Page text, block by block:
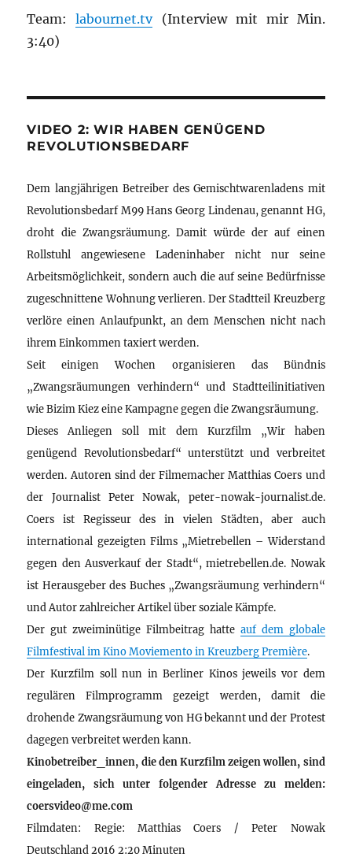
Team:labournet.tv(Interview mit mir Min.
3:40)
VIDEO 2: WIR HABEN GENÜGEND
REVOLUTIONSBEDARF
Dem langjährigen Betreiber des Gemischtwarenladens mit
Revolutionsbedarf M99 Hans Georg Lindenau, genannt HG,
droht die Zwangsräumung. Damit würde der auf einen
Rollstuhl angewiesene Ladeninhaber nicht nur seine
Arbeitsmöglichkeit, sondern auch die auf seine Bedürfnisse
zugeschnittene Wohnung verlieren. Der Stadtteil Kreuzberg
verlöre einen Anlaufpunkt, an dem Menschen nicht nach
ihrem Einkommen taxiert werden.
Seit einigen Wochen organisieren das Bündnis
„Zwangsräumungen verhindern“ und Stadtteilinitiativen
wie Bizim Kiez eine Kampagne gegen die Zwangsräumung.
Dieses Anliegen soll mit dem Kurzfilm „Wir haben
genügend Revolutionsbedarf“ unterstützt und verbreitet
werden. Autoren sind der Filmemacher Matthias Coers und
der Journalist Peter Nowak, peter-nowak-journalist.de.
Coers ist Regisseur des in vielen Städten, aber auch
international gezeigten Films „Mietrebellen – Widerstand
gegen den Ausverkauf der Stadt“, mietrebellen.de. Nowak
ist Herausgeber des Buches „Zwangsräumung verhindern“
und Autor zahlreicher Artikel über soziale Kämpfe.
Der gut zweiminütige Filmbeitrag hatte auf dem globale
Filmfestival im Kino Moviemento in Kreuzberg Première.
Der Kurzfilm soll nun in Berliner Kinos jeweils vor dem
regulären Filmprogramm gezeigt werden, damit die
drohende Zwangsräumung von HG bekannt und der Protest
dagegen verbreitet werden kann.
Kinobetreiber_innen, die den Kurzfilm zeigen wollen, sind
eingeladen, sich unter folgender Adresse zu melden:
coersvideo@me.com
Filmdaten: Regie: Matthias Coers / Peter Nowak
Deutschland 2016 2:20 Minuten